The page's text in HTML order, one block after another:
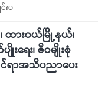
းပ
ထားဝယ်မြို့နယ်၊
ရေး၊ ဇီဝမျိုးစုံ
ရာအသိပညာပေး